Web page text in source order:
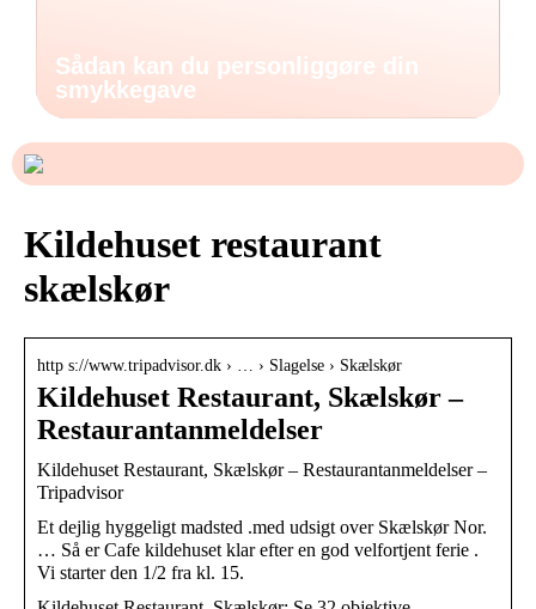
Sådan kan du personliggøre din
smykkegave
Kildehuset restaurant
skælskør
http s://www.tripadvisor.dk › … › Slagelse › Skælskør
Kildehuset Restaurant, Skælskør –
Restaurantanmeldelser
Kildehuset Restaurant, Skælskør – Restaurantanmeldelser –
Tripadvisor
Et dejlig hyggeligt madsted .med udsigt over Skælskør Nor.
… Så er Cafe kildehuset klar efter en god velfortjent ferie .
Vi starter den 1/2 fra kl. 15.